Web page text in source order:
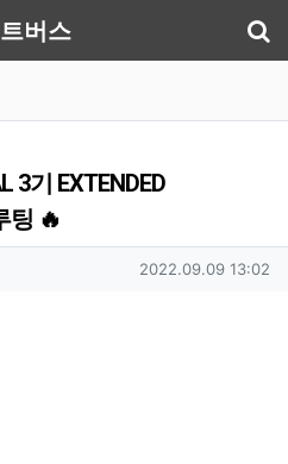
버스
3기 EXTENDED
팅 🔥
작성일
2022.09.09 13:02